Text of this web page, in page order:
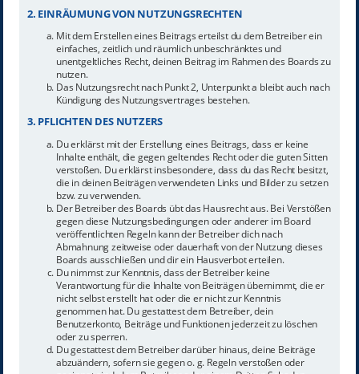
2. EINRÄUMUNG VON NUTZUNGSRECHTEN
Mit dem Erstellen eines Beitrags erteilst du dem Betreiber ein
einfaches, zeitlich und räumlich unbeschränktes und
unentgeltliches Recht, deinen Beitrag im Rahmen des Boards zu
nutzen.
Das Nutzungsrecht nach Punkt 2, Unterpunkt a bleibt auch nach
Kündigung des Nutzungsvertrages bestehen.
3. PFLICHTEN DES NUTZERS
Du erklärst mit der Erstellung eines Beitrags, dass er keine
Inhalte enthält, die gegen geltendes Recht oder die guten Sitten
verstoßen. Du erklärst insbesondere, dass du das Recht besitzt,
die in deinen Beiträgen verwendeten Links und Bilder zu setzen
bzw. zu verwenden.
Der Betreiber des Boards übt das Hausrecht aus. Bei Verstößen
gegen diese Nutzungsbedingungen oder anderer im Board
veröffentlichten Regeln kann der Betreiber dich nach
Abmahnung zeitweise oder dauerhaft von der Nutzung dieses
Boards ausschließen und dir ein Hausverbot erteilen.
Du nimmst zur Kenntnis, dass der Betreiber keine
Verantwortung für die Inhalte von Beiträgen übernimmt, die er
nicht selbst erstellt hat oder die er nicht zur Kenntnis
genommen hat. Du gestattest dem Betreiber, dein
Benutzerkonto, Beiträge und Funktionen jederzeit zu löschen
oder zu sperren.
Du gestattest dem Betreiber darüber hinaus, deine Beiträge
abzuändern, sofern sie gegen o. g. Regeln verstoßen oder